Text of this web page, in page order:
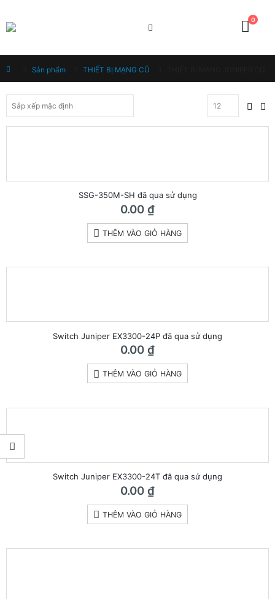
0
Home
Sản phẩm THIẾT BỊ MẠNG CŨ
SSG-350M-SH đã qua sử dụng
0.00 ₫
THÊM VÀO GIỎ HÀNG
Switch Juniper EX3300-24P đã qua sử dụng
0.00 ₫
THÊM VÀO GIỎ HÀNG
Switch Juniper EX3300-24T đã qua sử dụng
0.00 ₫
THÊM VÀO GIỎ HÀNG